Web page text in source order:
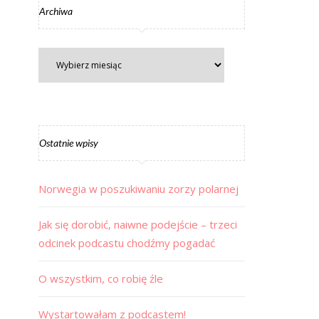
Archiwa
Ostatnie wpisy
Norwegia w poszukiwaniu zorzy polarnej
Jak się dorobić, naiwne podejście – trzeci
odcinek podcastu chodźmy pogadać
O wszystkim, co robię źle
Wystartowałam z podcastem!